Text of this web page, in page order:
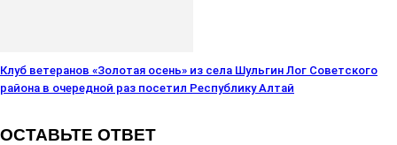
Клуб ветеранов «Золотая осень» из села Шульгин Лог Советского
района в очередной раз посетил Республику Алтай
ОСТАВЬТЕ ОТВЕТ